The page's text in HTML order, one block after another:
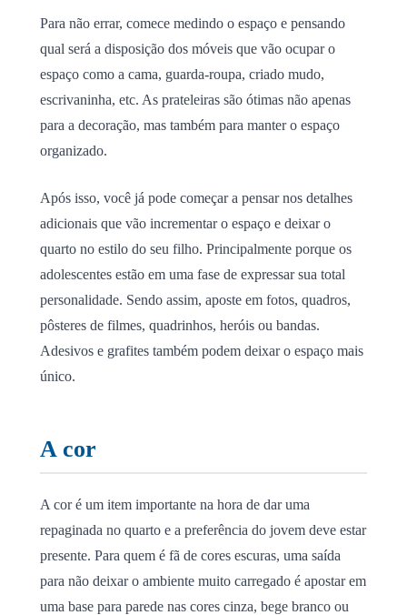
Para não errar, comece medindo o espaço e pensando
qual será a disposição dos móveis que vão ocupar o
espaço como a cama, guarda-roupa, criado mudo,
escrivaninha, etc. As prateleiras são ótimas não apenas
para a decoração, mas também para manter o espaço
organizado.
Após isso, você já pode começar a pensar nos detalhes
adicionais que vão incrementar o espaço e deixar o
quarto no estilo do seu filho. Principalmente porque os
adolescentes estão em uma fase de expressar sua total
personalidade. Sendo assim, aposte em fotos, quadros,
pôsteres de filmes, quadrinhos, heróis ou bandas.
Adesivos e grafites também podem deixar o espaço mais
único.
A cor
A cor é um item importante na hora de dar uma
repaginada no quarto e a preferência do jovem deve estar
presente. Para quem é fã de cores escuras, uma saída
para não deixar o ambiente muito carregado é apostar em
uma base para parede nas cores cinza, bege branco ou